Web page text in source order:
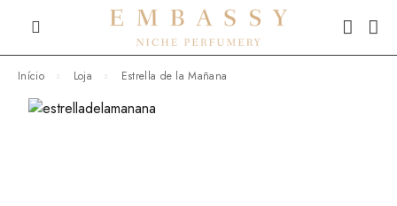
Início Loja Estrella de la Mañana